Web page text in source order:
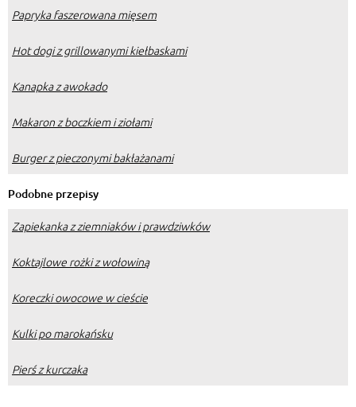
Papryka faszerowana mięsem
Hot dogi z grillowanymi kiełbaskami
Kanapka z awokado
Makaron z boczkiem i ziołami
Burger z pieczonymi bakłażanami
Podobne przepisy
Zapiekanka z ziemniaków i prawdziwków
Koktajlowe rożki z wołowiną
Koreczki owocowe w cieście
Kulki po marokańsku
Pierś z kurczaka